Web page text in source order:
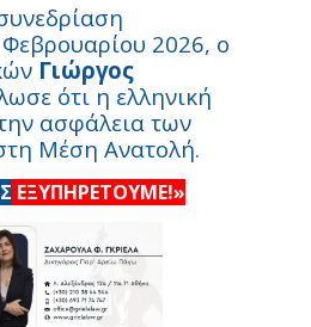
Φεβρουαρίου 2026, ο
Γιώργος
ότι η ελληνική
ασφάλεια των
Μέση Ανατολή.
ΕΞΥΠΗΡΕΤΟΥΜΕ!»